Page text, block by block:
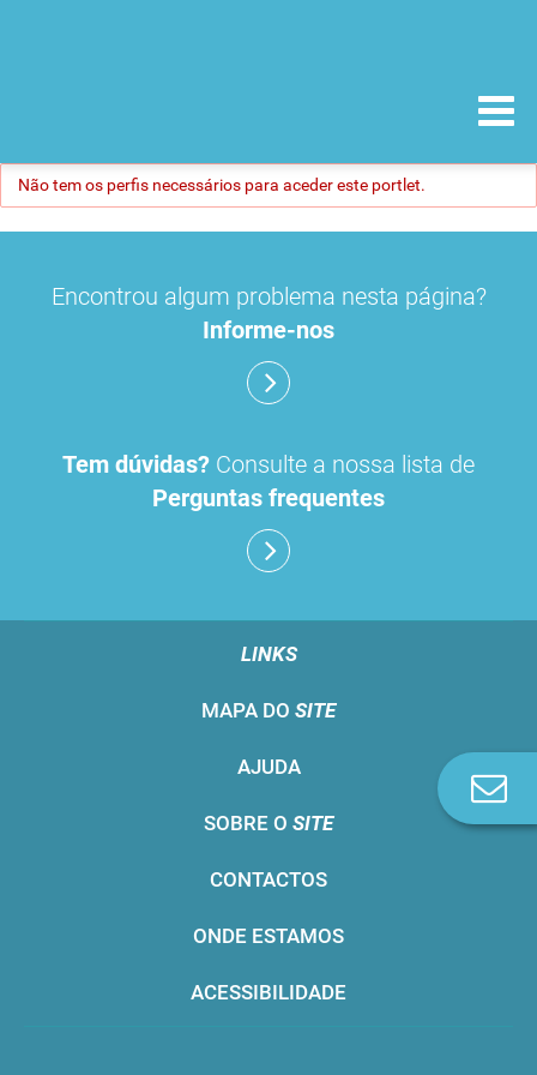
Não tem os perfis necessários para aceder este portlet.
Encontrou algum problema nesta página?
Informe-nos
Tem dúvidas? Consulte a nossa lista de
Perguntas frequentes
LINKS
MAPA DO SITE
AJUDA
SOBRE O SITE
CONTACTOS
ONDE ESTAMOS
ACESSIBILIDADE